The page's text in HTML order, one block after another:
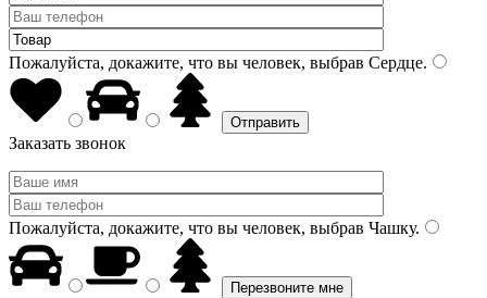
Пожалуйста, докажите, что вы человек, выбрав Сердце.
Заказать звонок
Пожалуйста, докажите, что вы человек, выбрав Чашку.